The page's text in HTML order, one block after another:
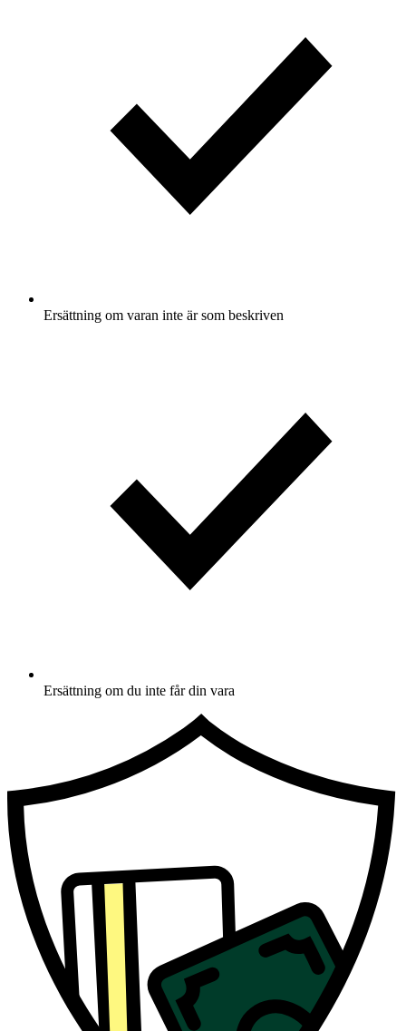
Ersättning om varan inte är som beskriven
Ersättning om du inte får din vara